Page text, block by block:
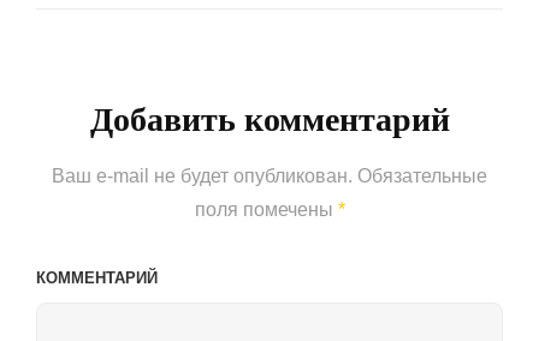
Добавить комментарий
Ваш e-mail не будет опубликован. Обязательные
поля помечены *
КОММЕНТАРИЙ